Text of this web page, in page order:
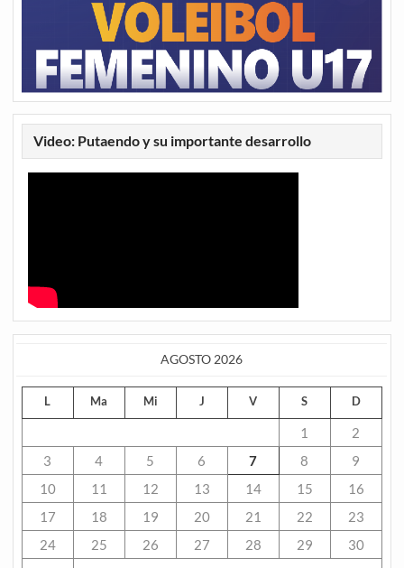
Video: Putaendo y su importante desarrollo
AGOSTO 2026
L Ma Mi J V S D
1
2
3
4 5 6 7 8
9
10
11 12 13 14 15
16
17
18 19 20 21 22
23
24
25 26 27 28 29
30